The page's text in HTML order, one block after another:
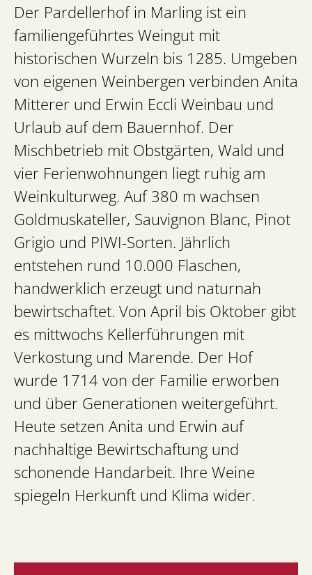
Der Pardellerhof in Marling ist ein
familiengeführtes Weingut mit
historischen Wurzeln bis 1285. Umgeben
von eigenen Weinbergen verbinden Anita
Mitterer und Erwin Eccli Weinbau und
Urlaub auf dem Bauernhof. Der
Mischbetrieb mit Obstgärten, Wald und
vier Ferienwohnungen liegt ruhig am
Weinkulturweg. Auf 380 m wachsen
Goldmuskateller, Sauvignon Blanc, Pinot
Grigio und PIWI-Sorten. Jährlich
entstehen rund 10.000 Flaschen,
handwerklich erzeugt und naturnah
bewirtschaftet. Von April bis Oktober gibt
es mittwochs Kellerführungen mit
Verkostung und Marende. Der Hof
wurde 1714 von der Familie erworben
und über Generationen weitergeführt.
Heute setzen Anita und Erwin auf
nachhaltige Bewirtschaftung und
schonende Handarbeit. Ihre Weine
spiegeln Herkunft und Klima wider.